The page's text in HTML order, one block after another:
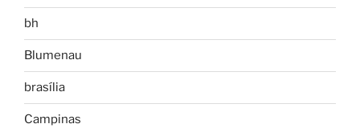
bh
Blumenau
brasília
Campinas